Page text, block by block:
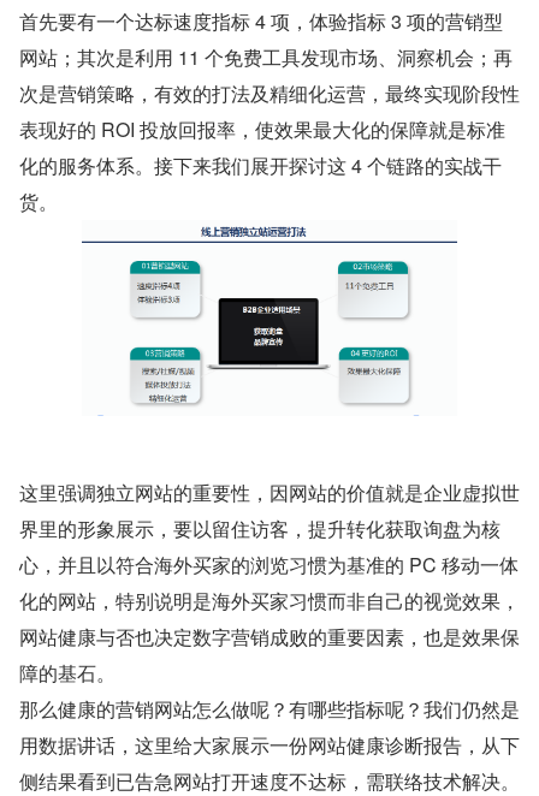
首先要有一个达标速度指标 4 项，体验指标 3 项的营销型
网站；其次是利用 11 个免费工具发现市场、洞察机会；再
次是营销策略，有效的打法及精细化运营，最终实现阶段性
表现好的 ROI 投放回报率，使效果最大化的保障就是标准
化的服务体系。接下来我们展开探讨这 4 个链路的实战干
货。
这里强调独立网站的重要性，因网站的价值就是企业虚拟世
界里的形象展示，要以留住访客，提升转化获取询盘为核
心，并且以符合海外买家的浏览习惯为基准的 PC 移动一体
化的网站，特别说明是海外买家习惯而非自己的视觉效果，
网站健康与否也决定数字营销成败的重要因素，也是效果保
障的基石。
那么健康的营销网站怎么做呢？有哪些指标呢？我们仍然是
用数据讲话，这里给大家展示一份网站健康诊断报告，从下
侧结果看到已告急网站打开速度不达标，需联络技术解决。